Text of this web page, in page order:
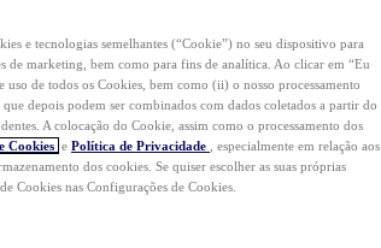
e tecnologias semelhantes (“Cookie”) no seu dispositivo para
de marketing, bem como para fins de analítica. Ao clicar em “Eu
de todos os Cookies, bem como (ii) o nosso processamento
depois podem ser combinados com dados coletados a partir do
A colocação do Cookie, assim como o processamento dos
Cookies e Política de Privacidade
, especialmente em relação aos
dos cookies. Se quiser escolher as suas próprias
Cookies nas Configurações de Cookies.